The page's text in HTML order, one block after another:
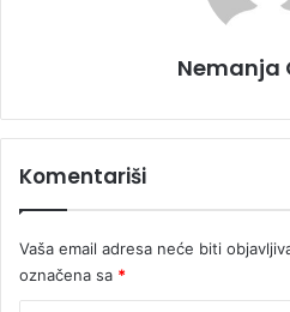
Nemanja
Komentariši
Vaša email adresa neće biti
označena sa *